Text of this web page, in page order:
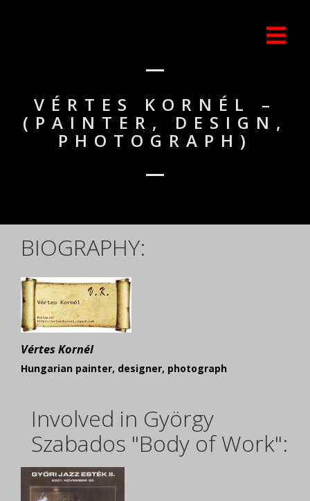
VÉRTES KORNÉL –
(PAINTER, DESIGN,
PHOTOGRAPH)
BIOGRAPHY:
Vértes Kornél
Hungarian painter, designer, photograph
Involved in György
Szabados "Body of Work":